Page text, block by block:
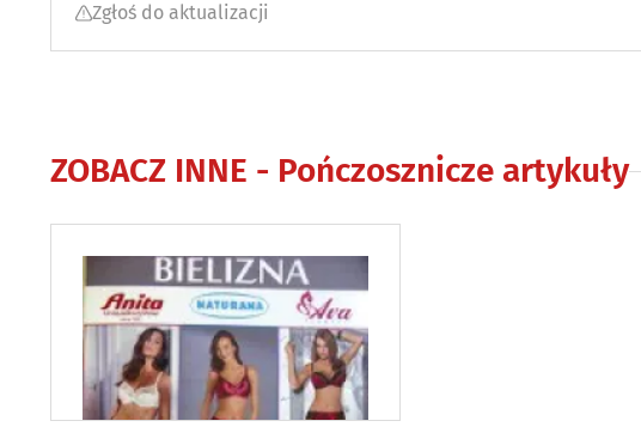
Zgłoś do aktualizacji
ZOBACZ INNE - Pończosznicze artykuły